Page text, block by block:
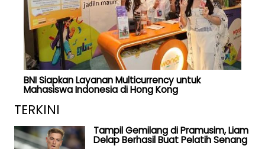
BNI Siapkan Layanan Multicurrency untuk
Mahasiswa Indonesia di Hong Kong
TERKINI
Tampil Gemilang di Pramusim, Liam
Delap Berhasil Buat Pelatih Senang